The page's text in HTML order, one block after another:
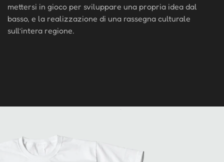
mettersi in gioco per sviluppare una propria idea dal
basso, e la realizzazione di una rassegna culturale
sull’intera regione.